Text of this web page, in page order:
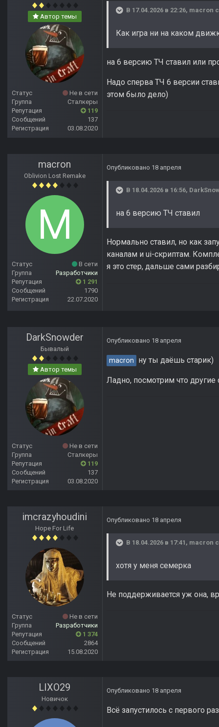
Автор темы
Статус
Не в сети
Группа
Сталкеры
Репутация
119
Сообщений
137
Регистрация
03.08.2020
В 17.04.2026 в 22:26, macron
Как игра ни на каком
на 6 версию ТЧ ставил или
Надо сперва ТЧ 6 версии
этом было дело)
macron
Oblivion Lost Remake
Статус
В сети
Группа
Разработчики
Репутация
1 291
Сообщений
1790
Регистрация
22.07.2020
Опубликовано 18 апреля
В 18.04.2026 в 16:56,
на 6 версию ТЧ ставил
Нормально ставил, но как
каналам и ui-скриптам.
я это стер, дальше сами
DarkSnowder
Бывалый
Автор темы
Статус
Не в сети
Группа
Сталкеры
Репутация
119
Сообщений
137
Регистрация
03.08.2020
Опубликовано 18 апреля
macron ну ты даёшь старик)
Ладно, посмотрим что другие
imcrazyhoudini
Hope For Life
Статус
Не в сети
Группа
Разработчики
Репутация
1 374
Сообщений
2864
Регистрация
15.08.2020
Опубликовано 18 апреля
В 18.04.2026 в 17:41, macron
хотя у меня семерка
Не поддерживается уж она,
LIXO29
Новичок
Опубликовано 18 апреля
Всё запустилось с первого